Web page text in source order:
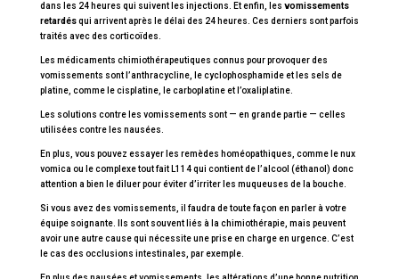
dans les 24 heures qui suivent les injections. Et enfin, les vomissements
retardésqui arrivent après le délai des 24 heures. Ces derniers sont parfois
traités avec des corticoïdes.
Les médicaments chimiothérapeutiques connus pour provoquer des
vomissements sont l’anthracycline, le cyclophosphamide et les sels de
platine, comme le cisplatine, le carboplatine et l’oxaliplatine.
Les solutions contre les vomissements sont — en grande partie — celles
utilisées contre les nausées.
En plus, vous pouvez essayer les remèdes homéopathiques, comme le nux
vomica ou le complexe tout fait L114 qui contient de l’alcool (éthanol) donc
attention a bien le diluer pour éviter d’irriter les muqueuses de la bouche.
Si vous avez des vomissements, il faudra de toute façon en parler à votre
équipe soignante. Ils sont souvent liés à la chimiothérapie, mais peuvent
avoir une autre cause qui nécessite une prise en charge en urgence. C’est
le cas des occlusions intestinales, par exemple.